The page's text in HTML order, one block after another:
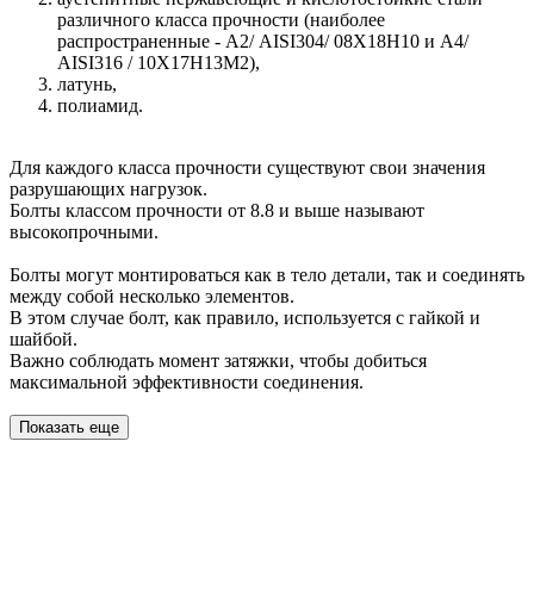
различного класса прочности (наиболее
распространенные - А2/ AISI304/ 08Х18Н10 и A4/
AISI316 / 10Х17H13M2),
латунь,
полиамид.
Для каждого класса прочности существуют свои значения
разрушающих нагрузок.
Болты классом прочности от 8.8 и выше называют
высокопрочными.
Болты могут монтироваться как в тело детали, так и соединять
между собой несколько элементов.
В этом случае болт, как правило, используется с гайкой и
шайбой.
Важно соблюдать момент затяжки, чтобы добиться
максимальной эффективности соединения.
Показать еще